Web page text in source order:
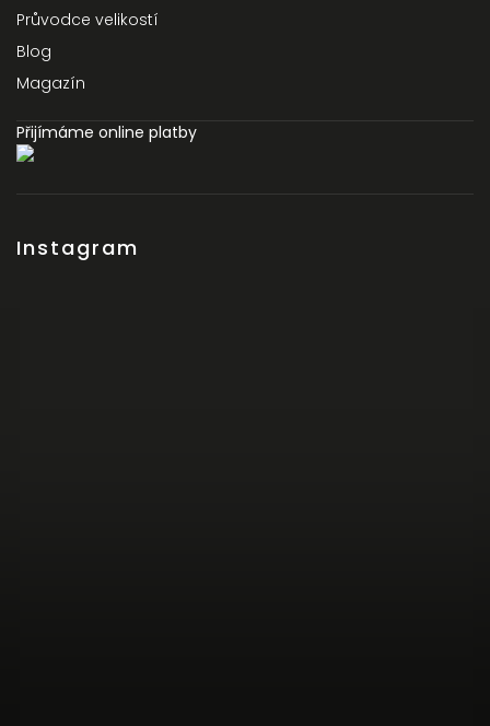
Průvodce velikostí
Blog
Magazín
Přijímáme online platby
Instagram